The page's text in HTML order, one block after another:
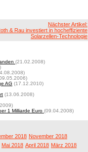
Nächster Artikel:
& Rau investiert in hocheffiziente
Solarzellen-Technologie
(21.02.2008)
AG (17.12.2010)
(13.06.2008)
1 Milliarde Euro (09.04.2008)
2018 November 2018
Mai 2018 April 2018 März 2018